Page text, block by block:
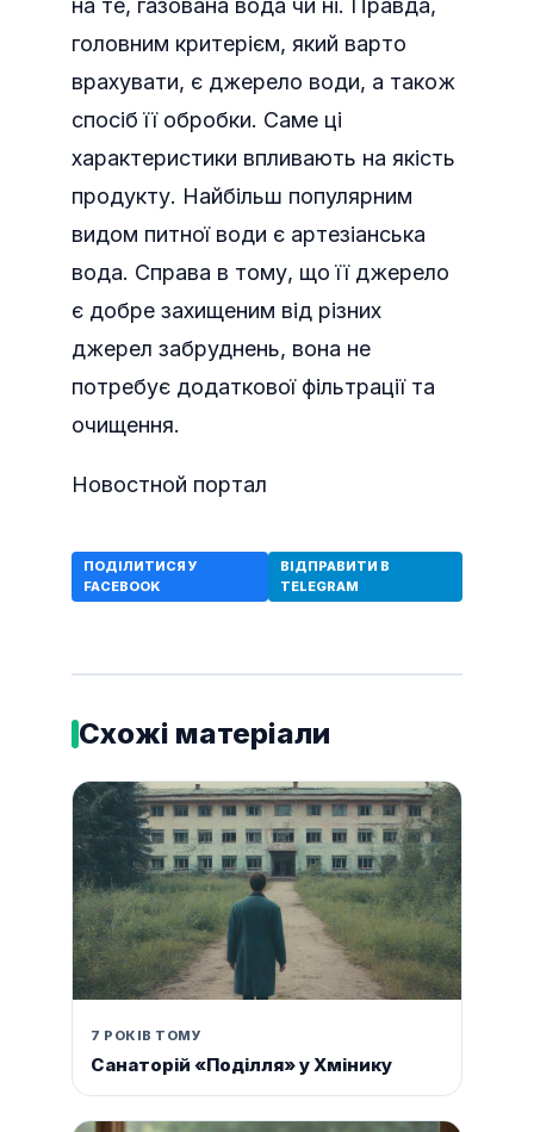
на те, газована вода чи ні. Правда,
головним критерієм, який варто
врахувати, є джерело води, а також
спосіб її обробки. Саме ці
характеристики впливають на якість
продукту. Найбільш популярним
видом питної води є артезіанська
вода. Справа в тому, що її джерело
є добре захищеним від різних
джерел забруднень, вона не
потребує додаткової фільтрації та
очищення.
Новостной портал
ПОДІЛИТИСЯ У
FACEBOOK
ВІДПРАВИТИ В
TELEGRAM
Схожі матеріали
7 РОКІВ ТОМУ
Санаторій «Поділля» у Хмінику